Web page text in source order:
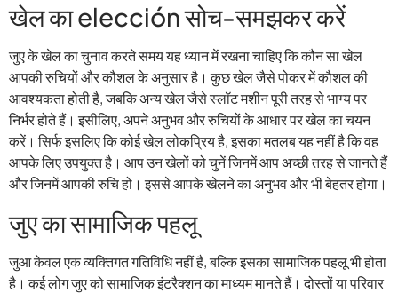
खेल का elección सोच-समझकर करें
जुए के खेल का चुनाव करते समय यह ध्यान में रखना चाहिए कि कौन सा खेल
आपकी रुचियों और कौशल के अनुसार है। कुछ खेल जैसे पोकर में कौशल की
आवश्यकता होती है, जबकि अन्य खेल जैसे स्लॉट मशीन पूरी तरह से भाग्य पर
निर्भर होते हैं। इसीलिए, अपने अनुभव और रुचियों के आधार पर खेल का चयन
करें। सिर्फ इसलिए कि कोई खेल लोकप्रिय है, इसका मतलब यह नहीं है कि वह
आपके लिए उपयुक्त है। आप उन खेलों को चुनें जिनमें आप अच्छी तरह से जानते हैं
और जिनमें आपकी रुचि हो। इससे आपके खेलने का अनुभव और भी बेहतर होगा।
जुए का सामाजिक पहलू
जुआ केवल एक व्यक्तिगत गतिविधि नहीं है, बल्कि इसका सामाजिक पहलू भी होता
है। कई लोग जुए को सामाजिक इंटरैक्शन का माध्यम मानते हैं। दोस्तों या परिवार